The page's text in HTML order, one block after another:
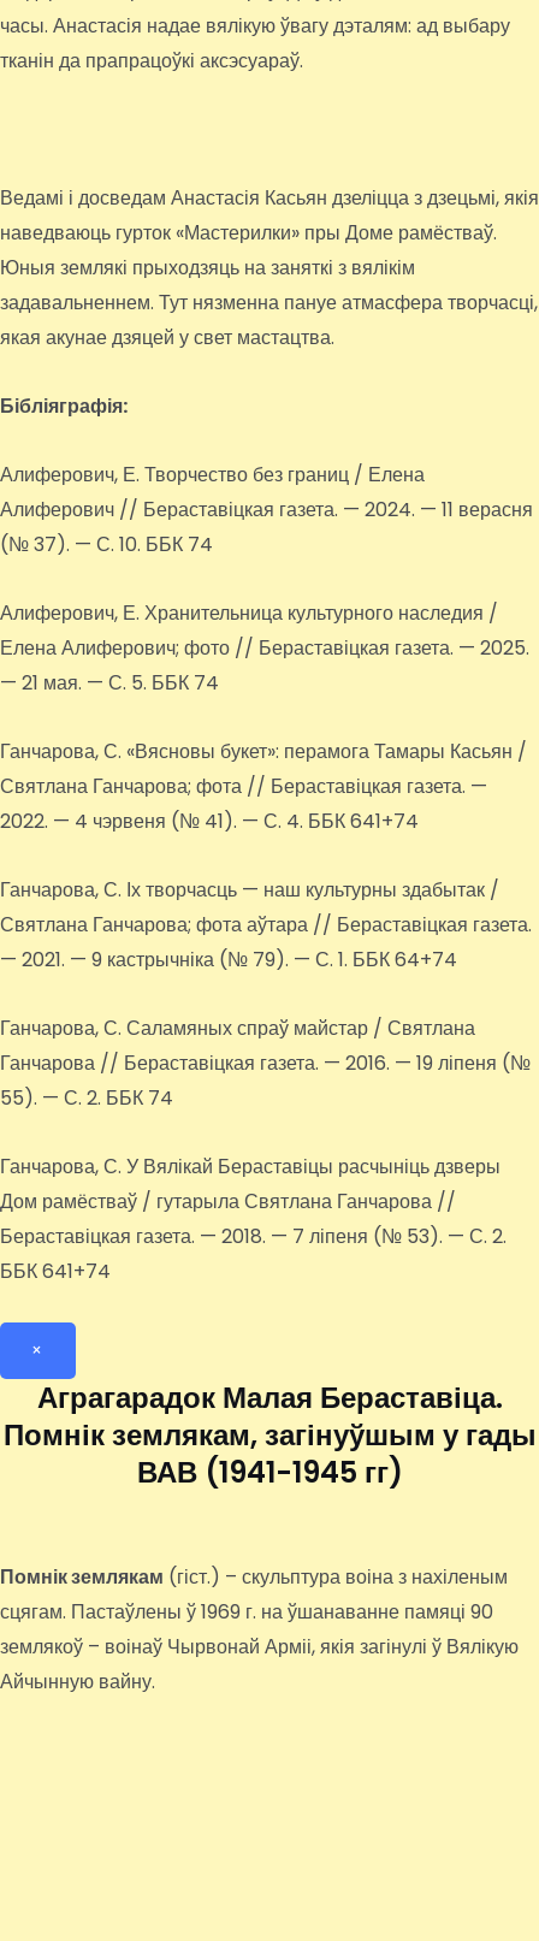
часы. Анастасія надае вялікую ўвагу дэталям: ад выбару
тканін да прапрацоўкі аксэсуараў.
Ведамі і досведам Анастасія Касьян дзеліцца з дзецьмі, якія
наведваюць гурток «Мастерилки» пры Доме рамёстваў.
Юныя землякі прыходзяць на заняткі з вялікім
задавальненнем. Тут нязменна пануе атмасфера творчасці,
якая акунае дзяцей у свет мастацтва.
Бібліяграфія:
Алиферович, Е. Творчество без границ / Елена
Алиферович // Бераставіцкая газета. — 2024. — 11 верасня
(№ 37). — С. 10. ББК 74
Алиферович, Е. Хранительница культурного наследия /
Елена Алиферович; фото // Бераставіцкая газета. — 2025.
— 21 мая. — С. 5. ББК 74
Ганчарова, С. «Вясновы букет»: перамога Тамары Касьян /
Святлана Ганчарова; фота // Бераставіцкая газета. —
2022. — 4 чэрвеня (№ 41). — С. 4. ББК 641+74
Ганчарова, С. Іх творчасць — наш культурны здабытак /
Святлана Ганчарова; фота аўтара // Бераставіцкая газета.
— 2021. — 9 кастрычніка (№ 79). — С. 1. ББК 64+74
Ганчарова, С. Саламяных спраў майстар / Святлана
Ганчарова // Бераставіцкая газета. — 2016. — 19 ліпеня (№
55). — С. 2. ББК 74
Ганчарова, С. У Вялікай Бераставіцы расчыніць дзверы
Дом рамёстваў / гутарыла Святлана Ганчарова //
Бераставіцкая газета. — 2018. — 7 ліпеня (№ 53). — С. 2.
ББК 641+74
×
Аграгарадок Малая Бераставіца.
Помнік землякам, загінуўшым у гады
ВАВ (1941-1945 гг)
Помнік землякам (гіст.) – скульптура воіна з нахіленым
сцягам. Пастаўлены ў 1969 г. на ўшанаванне памяці 90
землякоў – воінаў Чырвонай Арміі, якія загінулі ў Вялікую
Айчынную вайну.